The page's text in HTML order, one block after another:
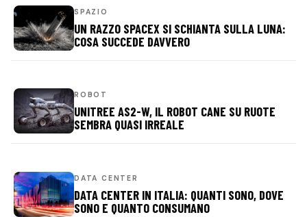
SPAZIO
UN RAZZO SPACEX SI SCHIANTA SULLA LUNA:
COSA SUCCEDE DAVVERO
ROBOT
UNITREE AS2-W, IL ROBOT CANE SU RUOTE
SEMBRA QUASI IRREALE
DATA CENTER
DATA CENTER IN ITALIA: QUANTI SONO, DOVE
SONO E QUANTO CONSUMANO